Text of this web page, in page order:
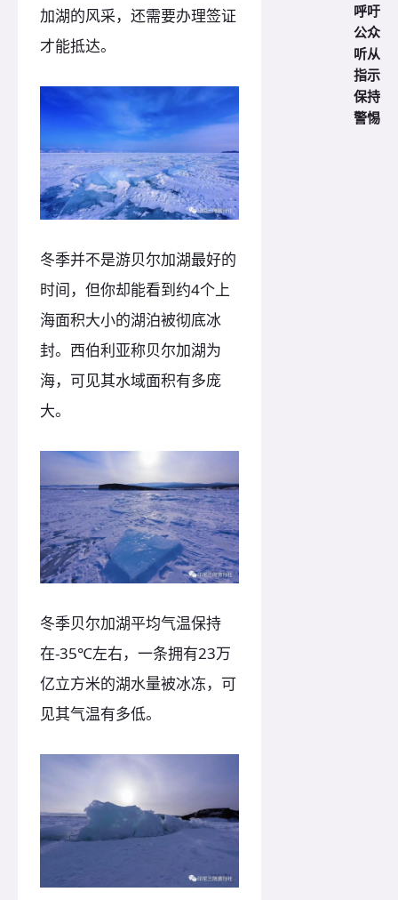
加湖的风采，还需要办理签证
才能抵达。
冬季并不是游贝尔加湖最好的
时间，但你却能看到约4个上
海面积大小的湖泊被彻底冰
封。西伯利亚称贝尔加湖为
海，可见其水域面积有多庞
大。
冬季贝尔加湖平均气温保持
在-35℃左右，一条拥有23万
亿立方米的湖水量被冰冻，可
见其气温有多低。
呼吁
公众
听从
指示
保持
警惕